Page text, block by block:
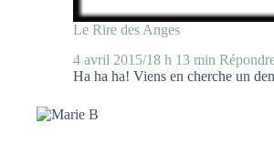
Le Rire des Anges
4 avril 2015/18 h 13 min
Ha ha ha! Viens en cherche un